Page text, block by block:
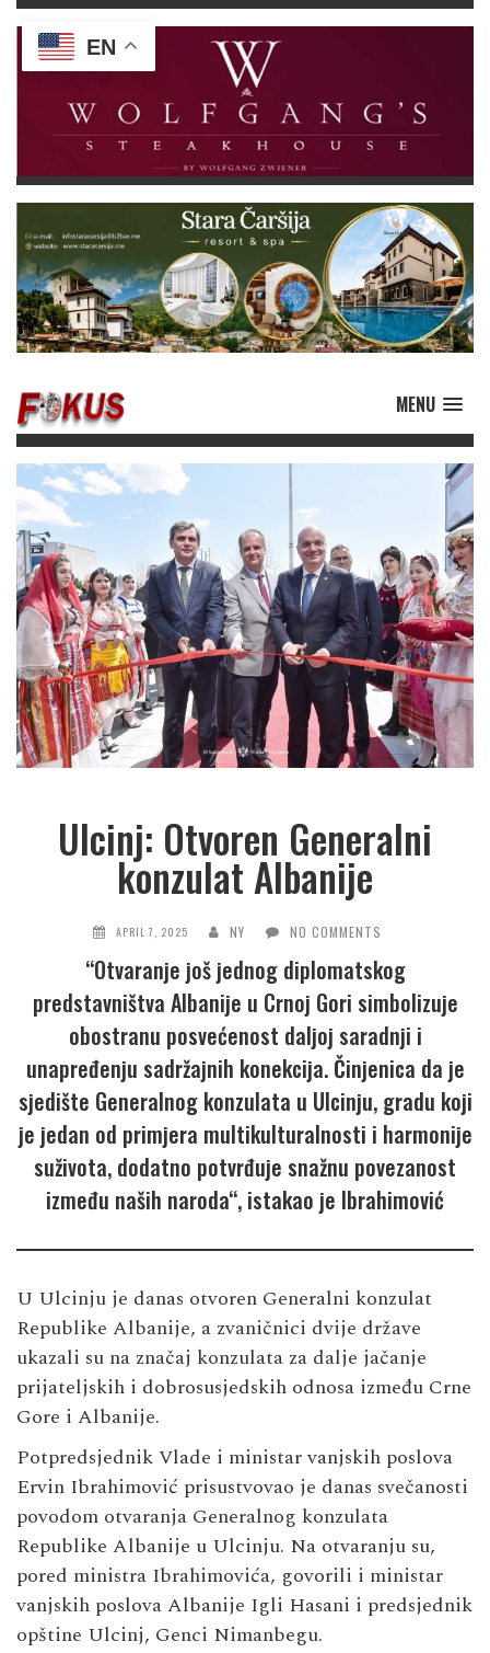
MENU
Ulcinj: Otvoren Generalni
konzulat Albanije
APRIL 7, 2025 NY NO COMMENTS
“Otvaranje još jednog diplomatskog
predstavništva Albanije u Crnoj Gori simbolizuje
obostranu posvećenost daljoj saradnji i
unapređenju sadržajnih konekcija. Činjenica da je
sjedište Generalnog konzulata u Ulcinju, gradu koji
je jedan od primjera multikulturalnosti i harmonije
suživota, dodatno potvrđuje snažnu povezanost
između naših naroda“, istakao je Ibrahimović
U Ulcinju je danas otvoren Generalni konzulat
Republike Albanije, a zvaničnici dvije države
ukazali su na značaj konzulata za dalje jačanje
prijateljskih i dobrosusjedskih odnosa između Crne
Gore i Albanije.
Potpredsjednik Vlade i ministar vanjskih poslova
Ervin Ibrahimović prisustvovao je danas svečanosti
povodom otvaranja Generalnog konzulata
Republike Albanije u Ulcinju. Na otvaranju su,
pored ministra Ibrahimovića, govorili i ministar
vanjskih poslova Albanije Igli Hasani i predsjednik
opštine Ulcinj, Genci Nimanbegu.
EN